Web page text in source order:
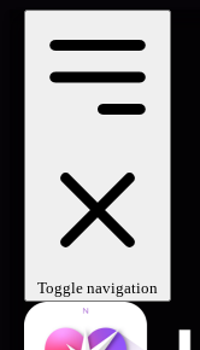
Toggle navigation